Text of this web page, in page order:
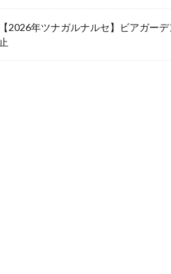
【2026年ツナガルナルセ】ビアガー
止